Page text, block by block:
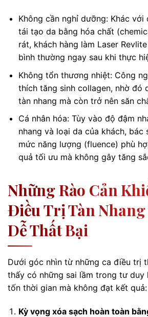
Không cần nghỉ dưỡng: Khác với
tái tạo da bằng hóa chất
rát, khách hàng làm Laser
bình thường ngay sau khi thực
Không tổn thương nhiệt: Công
thích tăng sinh collagen, nhờ đó
tàn nhang mà còn trở nên săn
Cá nhân hóa: Tùy vào độ đậm
nhang và loại da của khách, bác
mức năng lượng (fluence) phù
quả tối ưu mà không gây tăng
Những Rào Cản
Điều Trị Tàn Nhang
Dễ Thất Bại
Dưới góc nhìn từ những ca điều trị
thấy có những sai lầm trong tư duy
tốn thời gian mà không đạt kết quả:
Kỳ vọng xóa sạch hoàn toàn